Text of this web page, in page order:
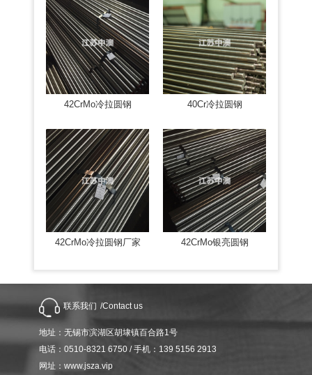
42CrMo冷拉圆钢 40Cr冷拉圆钢
42CrMo冷拉圆钢厂家 42CrMo银亮圆钢
联系我们 /Contact us
地址：无锡市滨湖区胡埭镇百合路1号
电话：0510-8321 6750 / 手机：139 5156 2913
网址：www.jsza.vip